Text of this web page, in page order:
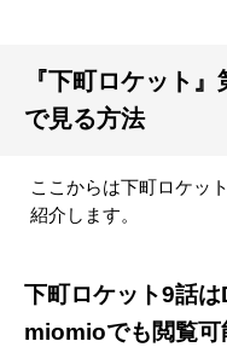
『下町ロケット
で見る方法
ここからは下町ロケッ
紹介します。
下町ロケット9話
miomioでも閲覧可